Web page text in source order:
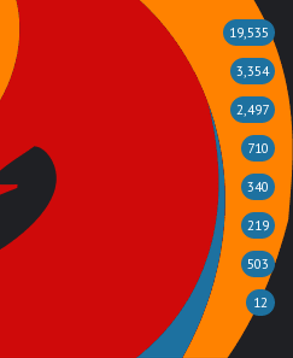
19,535
3,354
2,497
710
340
219
503
12